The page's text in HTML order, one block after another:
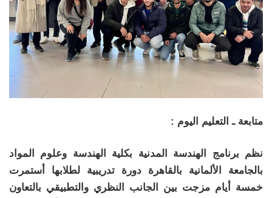
متابعة ـ التعليم اليوم :
نظم برنامج الهندسة المدنية بكلية الهندسة وعلوم المواد
بالجامعة الألمانية بالقاهرة دورة تدريبية لطلابها أستمرت
خمسة أيام مزجت بين الجانب النظري والتطبيقي بالتعاون